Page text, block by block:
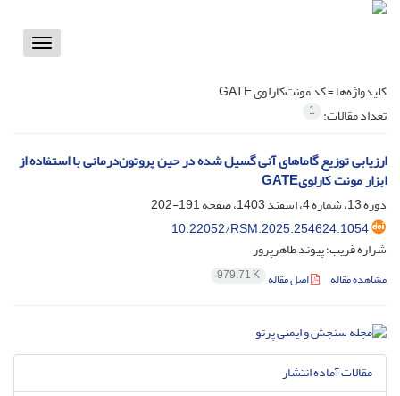
Toggle
کلیدواژه‌ها =کد مونت‌کارلوی GATE
تعداد مقالات: 1
ارزیابی توزیع گاماهای آنی گسیل شده در حین پروتون‌درمانی با استفاده از
ابزار مونت کارلویGATE
دوره 13، شماره 4، اسفند 1403، صفحه
191-202
10.22052/RSM.2025.254624.1054
شراره قریب؛ پیوند طاهرپرور
مشاهده مقاله اصل مقاله 979.71 K
مقالات آماده انتشار